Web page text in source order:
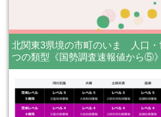
北関東3県境の市町のいま 人口・
つの類型《国勢調査速報値から⑤》